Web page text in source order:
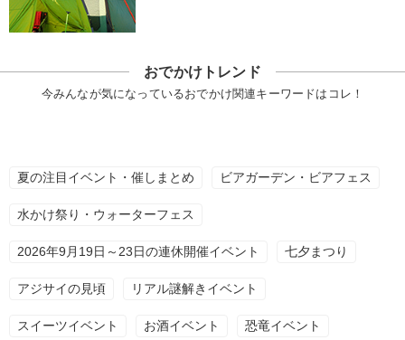
おでかけトレンド
今みんなが気になっているおでかけ関連キーワードはコレ！
夏の注目イベント・催しまとめ ビアガーデン・ビアフェス
水かけ祭り・ウォーターフェス
2026年9月19日～23日の連休開催イベント 七夕まつり
アジサイの見頃 リアル謎解きイベント
スイーツイベント お酒イベント 恐竜イベント